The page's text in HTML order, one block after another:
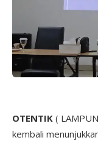
OTENTIK (
kembali